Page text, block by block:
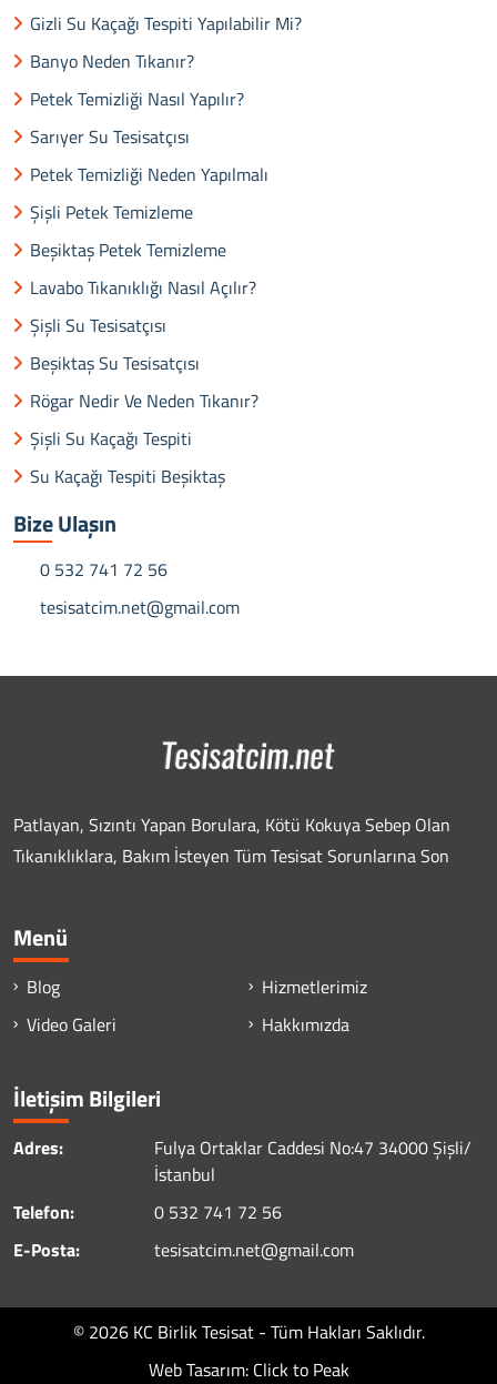
Gizli Su Kaçağı Tespiti Yapılabilir Mi?
Banyo Neden Tıkanır?
Petek Temizliği Nasıl Yapılır?
Sarıyer Su Tesisatçısı
Petek Temizliği Neden Yapılmalı
Şişli Petek Temizleme
Beşiktaş Petek Temizleme
Lavabo Tıkanıklığı Nasıl Açılır?
Şişli Su Tesisatçısı
Beşiktaş Su Tesisatçısı
Rögar Nedir Ve Neden Tıkanır?
Şişli Su Kaçağı Tespiti
Su Kaçağı Tespiti Beşiktaş
Bize Ulaşın
0 532 741 72 56
tesisatcim.net@gmail.com
Patlayan, Sızıntı Yapan Borulara, Kötü Kokuya Sebep Olan
Tıkanıklıklara, Bakım İsteyen Tüm Tesisat Sorunlarına Son
Menü
Blog
Hizmetlerimiz
Video Galeri
Hakkımızda
İletişim Bilgileri
Adres:
Fulya Ortaklar Caddesi No:47 34000 Şişli/
İstanbul
Telefon:
0 532 741 72 56
E-Posta:
tesisatcim.net@gmail.com
© 2026 KC Birlik Tesisat - Tüm Hakları Saklıdır.
Web Tasarım: Click to Peak